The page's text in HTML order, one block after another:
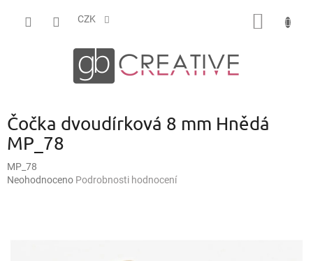
CZK
Čočka dvoudírková 8 mm Hnědá
MP_78
MP_78
Průměrné
Neohodnoceno Podrobnosti hodnocení